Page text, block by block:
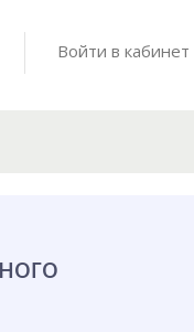
работыВойти в кабинет